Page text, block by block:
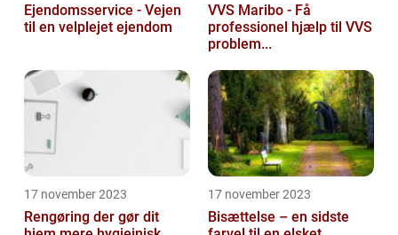
Ejendomsservice - Vejen
til en velplejet ejendom
VVS Maribo - Få
professionel hjælp til VVS
problem...
17 november 2023
Rengøring der gør dit
17 november 2023
Bisættelse – en sidste